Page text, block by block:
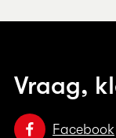
Vraag,
Facebook